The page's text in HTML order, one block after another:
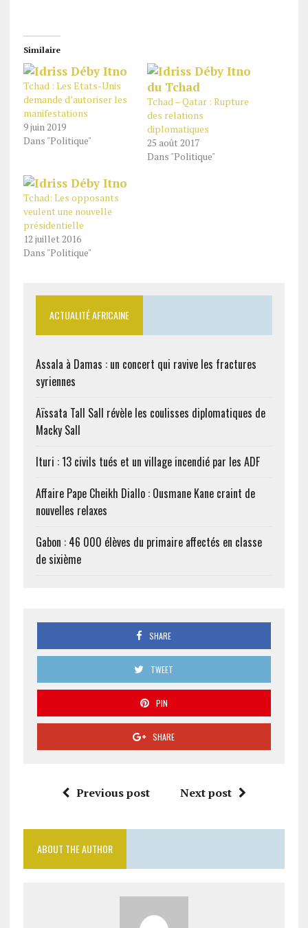
Similaire
Tchad : Les Etats-Unis
demande d’autoriser les
manifestations
9 juin 2019
Dans "Politique"
Tchad – Qatar : Rupture
des relations
diplomatiques
25 août 2017
Dans "Politique"
Tchad: Les opposants
veulent une nouvelle
présidentielle
12 juillet 2016
Dans "Politique"
ACTUALITÉ AFRICAINE
Assala à Damas : un concert qui ravive les fractures
syriennes
Aïssata Tall Sall révèle les coulisses diplomatiques de
Macky Sall
Ituri : 13 civils tués et un village incendié par les ADF
Affaire Pape Cheikh Diallo : Ousmane Kane craint de
nouvelles relaxes
Gabon : 46 000 élèves du primaire affectés en classe
de sixième
SHARE
TWEET
PIN
SHARE
Previous post Next post
ABOUT THE AUTHOR